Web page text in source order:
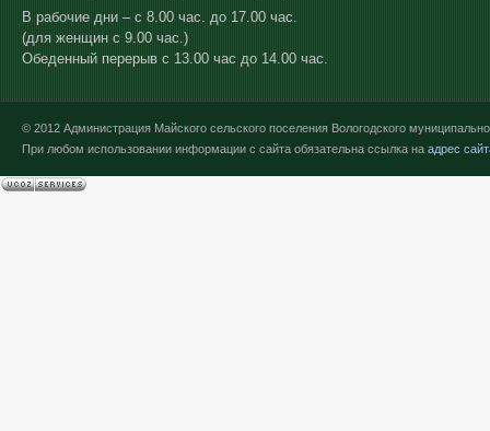
В рабочие дни – с 8.00 час. до 17.00 час.
(для женщин с 9.00 час.)
Обеденный перерыв с 13.00 час до 14.00 час.
© 2012 Администрация Майского сельского поселения Вологодского
При любом использовании информации с сайта обязательна ссылка на адрес